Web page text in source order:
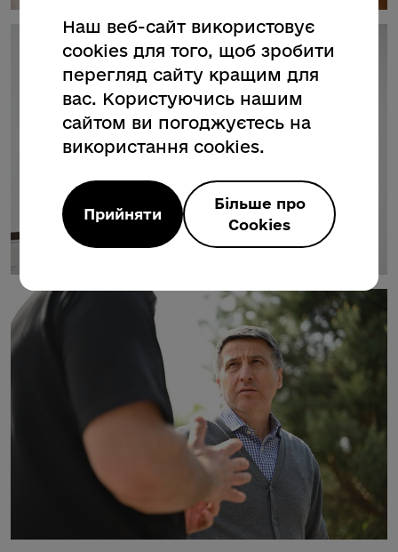
Наш веб-сайт використовує
cookies для того, щоб зробити
перегляд сайту кращим для
вас. Користуючись нашим
сайтом ви погоджуєтесь на
використання cookies.
Прийняти
Більше про
Cookies